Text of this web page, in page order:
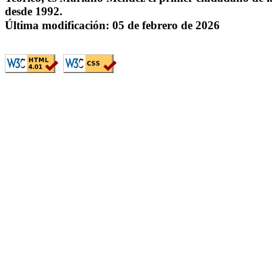
desde 1992.
Última modificación: 05 de febrero de 2026